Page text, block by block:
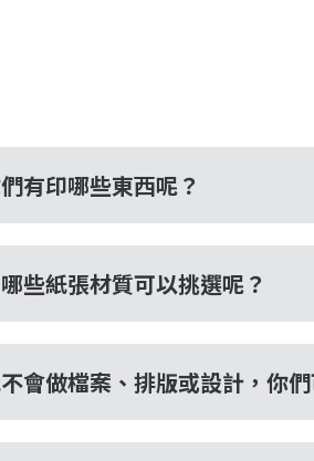
有印哪些東西呢？
些紙張材質可以挑選呢？
會做檔案、排版或設計，你